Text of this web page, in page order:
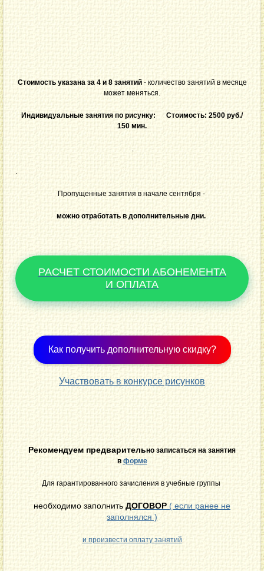
Стоимость указана за 4 и 8 занятий- количество занятий в месяце
может меняться.
Индивидуальные занятия по рисунку: Стоимость: 2500 руб./
150 мин.
.
.
Пропущенные занятия в начале сентября -
можно отработать в дополнительные дни.
РАСЧЕТ СТОИМОСТИ АБОНЕМЕНТА
И ОПЛАТА
Как получить дополнительную скидку?
Участвовать в конкурсе рисунков
Рекомендуем предварительно записаться на занятия
в форме
Для гарантированного зачисления в учебные группы
необходимо заполнить ДОГОВОР ( если ранее не
заполнялся )
и произвести оплату занятий